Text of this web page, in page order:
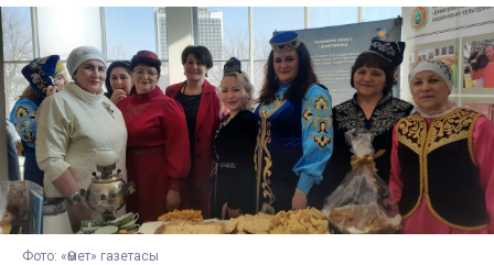
Фото: «Өмет» газетасы